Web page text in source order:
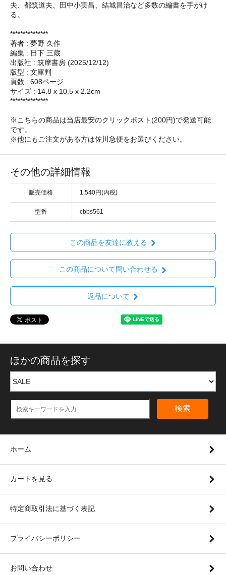
夫、都筑道夫、田中小実昌、結城昌治など多数の編書を手がけ
る。
***************
著者 : 夢野 久作
編集 : 日下 三蔵
出版社 : 筑摩書房 (2025/12/12)
版型 : 文庫判
頁数 : 608ページ
サイズ : 14.8 x 10.5 x 2.2cm
***************
※こちらの商品は当店最安のクリックポスト(200円)で発送可能
です。
※他にもご注文がある方は佐川急便をお選びください。
その他の詳細情報
販売価格 1,540円(内税)
型番 cbbs561
この商品を友達に教える
この商品について問い合わせる
返品について
ほかの商品を探す
検索
ホーム
カートを見る
特定商取引法に基づく表記
プライバシーポリシー
お問い合わせ